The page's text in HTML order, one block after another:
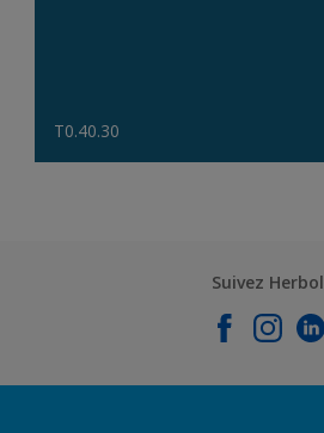
T0.40.30
Suivez Herbol